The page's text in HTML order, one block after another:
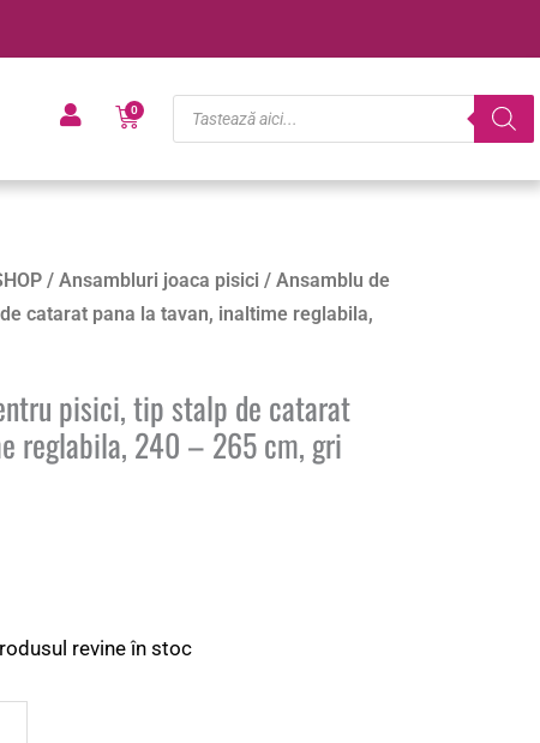
0
Cart
Products
search
/Ansambluri joaca pisici / Ansamblu de
catarat pana la tavan, inaltime reglabila,
pisici, tip stalp de catarat
reglabila, 240 – 265 cm, gri
revine în stoc